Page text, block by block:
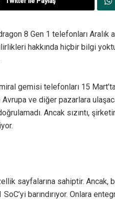
8 Gen 1 telefonları Aralık
hakkında hiçbir bilgi
gemisi telefonları 15
ve diğer pazarlara
Ancak sızıntı,
sayfalarına sahiptir. Ancak,
barındırıyor. Onlara